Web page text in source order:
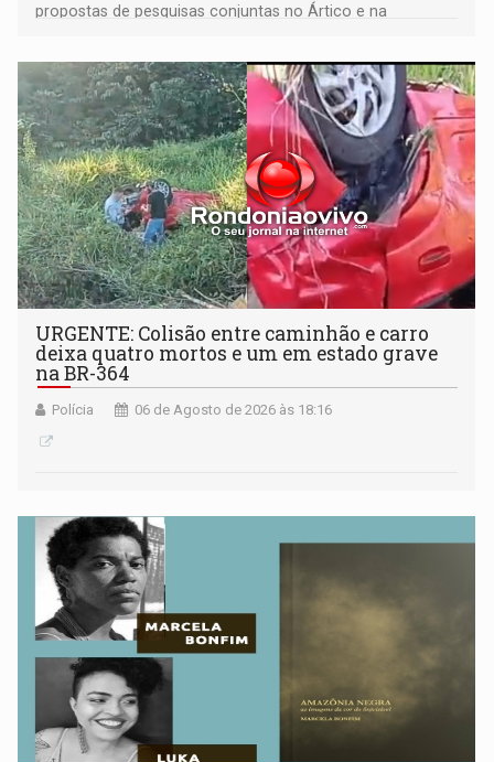
propostas de pesquisas conjuntas no Ártico e na
URGENTE: Colisão entre caminhão e carro
deixa quatro mortos e um em estado grave
na BR-364
Polícia 06 de Agosto de 2026 às 18:16